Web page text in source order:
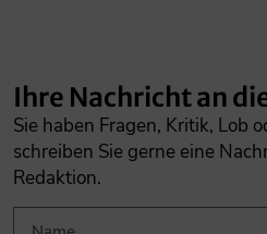
Ihre Nachricht an
Sie haben Fragen, Kritik, Lob
schreiben Sie gerne eine
Redaktion.